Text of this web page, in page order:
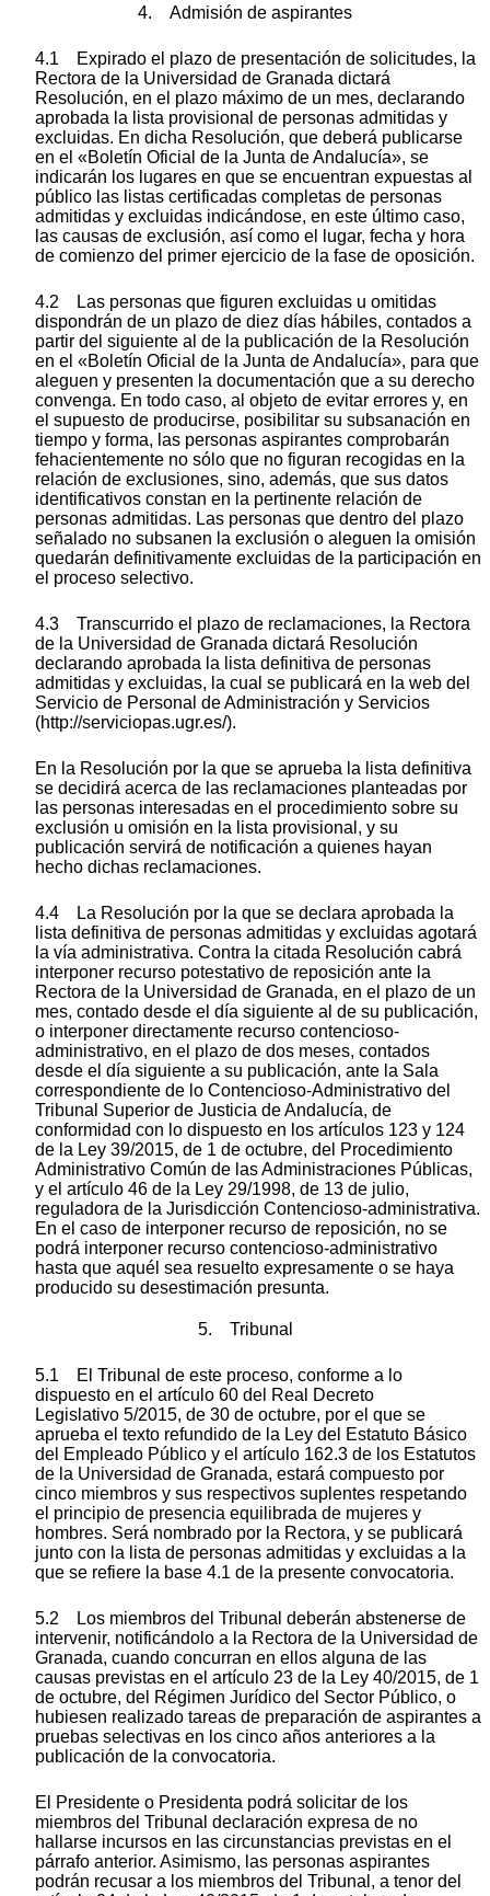
4. Admisión de aspirantes
4.1 Expirado el plazo de presentación de solicitudes, la
Rectora de la Universidad de Granada dictará
Resolución, en el plazo máximo de un mes, declarando
aprobada la lista provisional de personas admitidas y
excluidas. En dicha Resolución, que deberá publicarse
en el «Boletín Oficial de la Junta de Andalucía», se
indicarán los lugares en que se encuentran expuestas al
público las listas certificadas completas de personas
admitidas y excluidas indicándose, en este último caso,
las causas de exclusión, así como el lugar, fecha y hora
de comienzo del primer ejercicio de la fase de oposición.
4.2 Las personas que figuren excluidas u omitidas
dispondrán de un plazo de diez días hábiles, contados a
partir del siguiente al de la publicación de la Resolución
en el «Boletín Oficial de la Junta de Andalucía», para que
aleguen y presenten la documentación que a su derecho
convenga. En todo caso, al objeto de evitar errores y, en
el supuesto de producirse, posibilitar su subsanación en
tiempo y forma, las personas aspirantes comprobarán
fehacientemente no sólo que no figuran recogidas en la
relación de exclusiones, sino, además, que sus datos
identificativos constan en la pertinente relación de
personas admitidas. Las personas que dentro del plazo
señalado no subsanen la exclusión o aleguen la omisión
quedarán definitivamente excluidas de la participación en
el proceso selectivo.
4.3 Transcurrido el plazo de reclamaciones, la Rectora
de la Universidad de Granada dictará Resolución
declarando aprobada la lista definitiva de personas
admitidas y excluidas, la cual se publicará en la web del
Servicio de Personal de Administración y Servicios
(http://serviciopas.ugr.es/).
En la Resolución por la que se aprueba la lista definitiva
se decidirá acerca de las reclamaciones planteadas por
las personas interesadas en el procedimiento sobre su
exclusión u omisión en la lista provisional, y su
publicación servirá de notificación a quienes hayan
hecho dichas reclamaciones.
4.4 La Resolución por la que se declara aprobada la
lista definitiva de personas admitidas y excluidas agotará
la vía administrativa. Contra la citada Resolución cabrá
interponer recurso potestativo de reposición ante la
Rectora de la Universidad de Granada, en el plazo de un
mes, contado desde el día siguiente al de su publicación,
o interponer directamente recurso contencioso-
administrativo, en el plazo de dos meses, contados
desde el día siguiente a su publicación, ante la Sala
correspondiente de lo Contencioso-Administrativo del
Tribunal Superior de Justicia de Andalucía, de
conformidad con lo dispuesto en los artículos 123 y 124
de la Ley 39/2015, de 1 de octubre, del Procedimiento
Administrativo Común de las Administraciones Públicas,
y el artículo 46 de la Ley 29/1998, de 13 de julio,
reguladora de la Jurisdicción Contencioso-administrativa.
En el caso de interponer recurso de reposición, no se
podrá interponer recurso contencioso-administrativo
hasta que aquél sea resuelto expresamente o se haya
producido su desestimación presunta.
5. Tribunal
5.1 El Tribunal de este proceso, conforme a lo
dispuesto en el artículo 60 del Real Decreto
Legislativo 5/2015, de 30 de octubre, por el que se
aprueba el texto refundido de la Ley del Estatuto Básico
del Empleado Público y el artículo 162.3 de los Estatutos
de la Universidad de Granada, estará compuesto por
cinco miembros y sus respectivos suplentes respetando
el principio de presencia equilibrada de mujeres y
hombres. Será nombrado por la Rectora, y se publicará
junto con la lista de personas admitidas y excluidas a la
que se refiere la base 4.1 de la presente convocatoria.
5.2 Los miembros del Tribunal deberán abstenerse de
intervenir, notificándolo a la Rectora de la Universidad de
Granada, cuando concurran en ellos alguna de las
causas previstas en el artículo 23 de la Ley 40/2015, de 1
de octubre, del Régimen Jurídico del Sector Público, o
hubiesen realizado tareas de preparación de aspirantes a
pruebas selectivas en los cinco años anteriores a la
publicación de la convocatoria.
El Presidente o Presidenta podrá solicitar de los
miembros del Tribunal declaración expresa de no
hallarse incursos en las circunstancias previstas en el
párrafo anterior. Asimismo, las personas aspirantes
podrán recusar a los miembros del Tribunal, a tenor del